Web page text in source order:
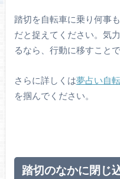
踏切を自転車に乗り何事
だと捉えてください。気
るなら、行動に移すこと
さらに詳しくは夢占い自
を掴んでください。
踏切のなかに閉じ